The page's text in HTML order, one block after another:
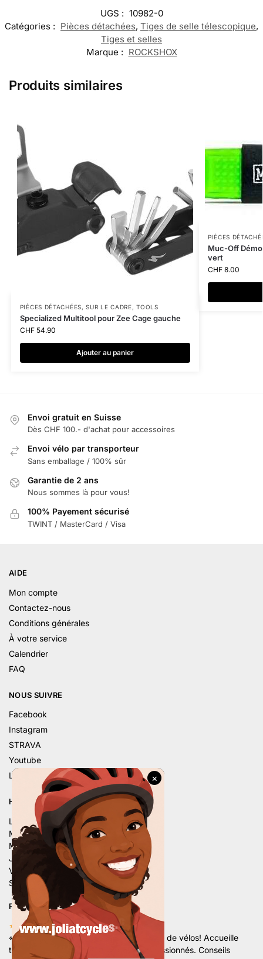
UGS : 10982-0
Catégories : Pièces détachées, Tiges de selle télescopique,
Tiges et selles
Marque : ROCKSHOX
Produits similaires
PIÈCES DÉTACHÉES,SUR LE CADRE,TOOLS
Specialized Multitool pour Zee Cage gauche
CHF54.90
Ajouter au panier
PIÈCES
Muc-Off
vert
CHF8.00
Envoi gratuit en Suisse
Dès CHF 100.- d'achat pour accessoires
Envoi vélo par transporteur
Sans emballage / 100% sûr
Garantie de 2 ans
Nous sommes là pour vous!
100% Payement sécurisé
TWINT / MasterCard / Visa
AIDE
Mon compte
Contactez-nous
Conditions générales
À votre service
Calendrier
FAQ
NOUS SUIVRE
Facebook
Instagram
STRAVA
Youtube
Linkedin
HORAIRE D’ÉTÉ
Lu. – 9h – 12h | 14h – 18h
Ma. – 9h – 12h | 14h – 18h
Me. – 9h – 12h | 14h – 18h
Je. – 9h – 12h | 14h – 18h
Ve. – 9h – 12h | 14h – 18h
Sa. – 9h – 12h | 13h30 – 16h
PLUS DE 80 AVIS 5 ÉTOILES
★★★★★
« Superbe magasin avec un grand choix de vélos! Accueille
très sympathique par une équipe de passionnés. Conseils